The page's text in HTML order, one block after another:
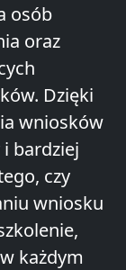
osób
oraz
Dzięki
wniosków
bardziej
czy
wniosku
każdym